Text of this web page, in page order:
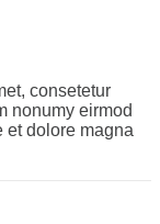
consetetur
nonumy eirmod
et dolore magna